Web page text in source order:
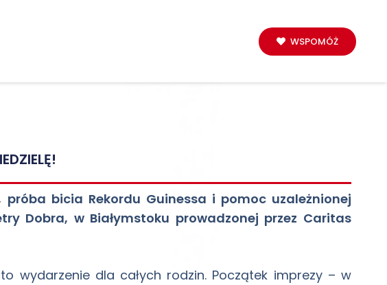
WSPOMÓŻ
bicia Rekordu Guinessa i pomoc uzależnionej
Dobra, w Białymstoku prowadzonej przez Caritas
wydarzenie dla całych rodzin. Początek imprezy – w